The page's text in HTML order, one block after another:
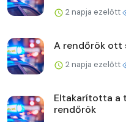
2 napja ezelőtt
A rendőrök ott
2 napja ezelőtt
Eltakarította a
rendőrök